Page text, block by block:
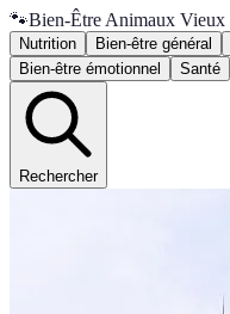
🐾Bien-Être Animaux Vieux
Nutrition Bien-être général
Bien-être émotionnel
Santé
Rechercher